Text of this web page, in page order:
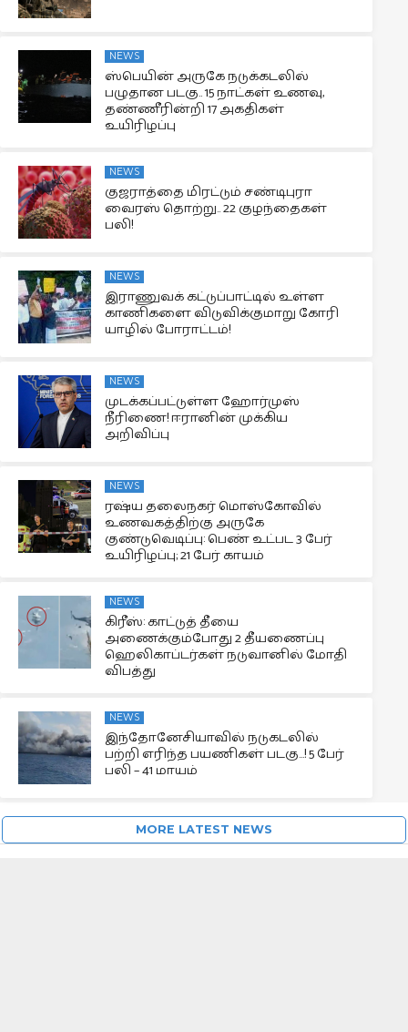
NEWS
ஸ்பெயின் அருகே நடுக்கடலில்
பழுதான படகு.. 15 நாட்கள் உணவு,
தண்ணீரின்றி 17 அகதிகள்
உயிரிழப்பு
NEWS
குஜராத்தை மிரட்டும் சண்டிபுரா
வைரஸ் தொற்று.. 22 குழந்தைகள்
பலி!
NEWS
இராணுவக் கட்டுப்பாட்டில் உள்ள
காணிகளை விடுவிக்குமாறு கோரி
யாழில் போராட்டம்!
NEWS
முடக்கப்பட்டுள்ள ஹோர்முஸ்
நீரிணை! ஈரானின் முக்கிய
அறிவிப்பு
NEWS
ரஷ்ய தலைநகர் மொஸ்கோவில்
உணவகத்திற்கு அருகே
குண்டுவெடிப்பு: பெண் உட்பட 3 பேர்
உயிரிழப்பு; 21 பேர் காயம்
NEWS
கிரீஸ்: காட்டுத் தீயை
அணைக்கும்போது 2 தீயணைப்பு
ஹெலிகாப்டர்கள் நடுவானில் மோதி
விபத்து
NEWS
இந்தோனேசியாவில் நடுகடலில்
பற்றி எரிந்த பயணிகள் படகு…! 5 பேர்
பலி – 41 மாயம்
MORE LATEST NEWS